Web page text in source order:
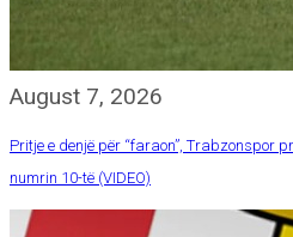
August 7, 2026
Pritje e denjë për “faraon”, Trabzonspor
numrin 10-të (VIDEO)